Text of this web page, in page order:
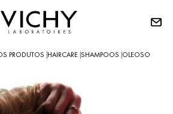
PRODUTOS HAIRCARE SHAMPOOS OLEOSO